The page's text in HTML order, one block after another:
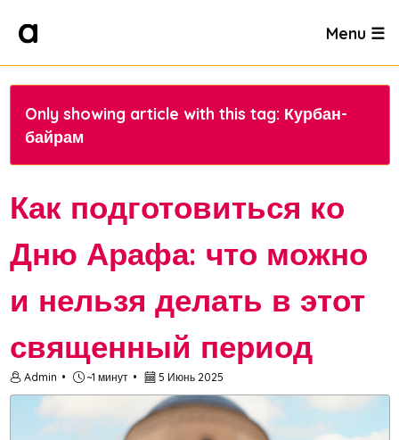
Menu ☰
Only showing article with this tag: Курбан-
байрам
Как подготовиться ко
Дню Арафа: что можно
и нельзя делать в этот
священный период
Admin ~1 минут 5 Июнь 2025